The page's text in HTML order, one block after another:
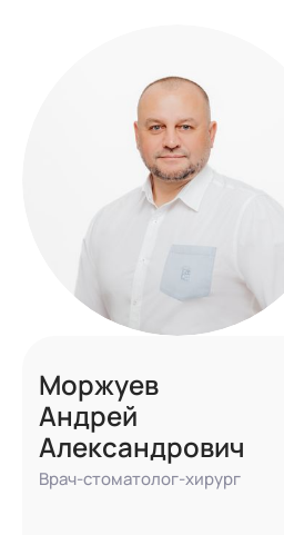
Моржуев
Андрей
Александрович
Врач-стоматолог-хирург